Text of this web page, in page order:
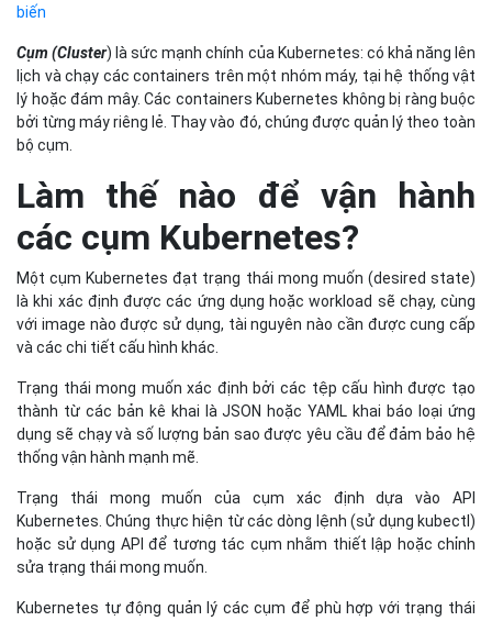
biến
Cụm (Cluster) là sức mạnh chính của Kubernetes: có khả năng lên
lịch và chạy các containers trên một nhóm máy, tại hệ thống vật
lý hoặc đám mây. Các containers Kubernetes không bị ràng buộc
bởi từng máy riêng lẻ. Thay vào đó, chúng được quản lý theo toàn
bộ cụm.
Làm thế nào để vận hành
các cụm Kubernetes?
Một cụm Kubernetes đạt trạng thái mong muốn (desired state)
là khi xác định được các ứng dụng hoặc workload sẽ chạy, cùng
với image nào được sử dụng, tài nguyên nào cần được cung cấp
và các chi tiết cấu hình khác.
Trạng thái mong muốn xác định bởi các tệp cấu hình được tạo
thành từ các bản kê khai là JSON hoặc YAML khai báo loại ứng
dụng sẽ chạy và số lượng bản sao được yêu cầu để đảm bảo hệ
thống vận hành mạnh mẽ.
Trạng thái mong muốn của cụm xác định dựa vào API
Kubernetes. Chúng thực hiện từ các dòng lệnh (sử dụng kubectl)
hoặc sử dụng API để tương tác cụm nhằm thiết lập hoặc chỉnh
sửa trạng thái mong muốn.
Kubernetes tự động quản lý các cụm để phù hợp với trạng thái